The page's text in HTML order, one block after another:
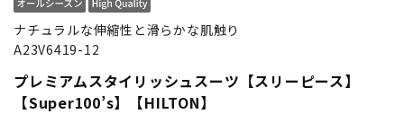
ナチュラルな伸縮性と滑らかな肌触り
A23V6419-12
プレミアムスタイリッシュスーツ【スリーピース】
【Super100’s】【HILTON】